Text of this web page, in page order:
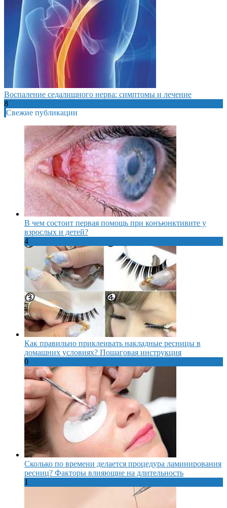
Воспаление седалищного нерва: симптомы и лечение
8
Свежие публикации
В чем состоит первая помощь при конъюнктивите у
взрослых и детей?
4
Как правильно приклеивать накладные ресницы в
домашних условиях? Пошаговая инструкция
0
Сколько по времени делается процедура ламинирования
ресниц? Факторы влияющие на длительность
1